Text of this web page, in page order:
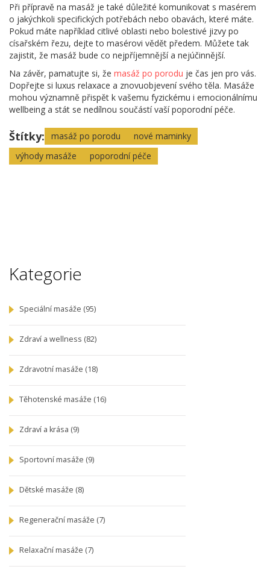
Při přípravě na masáž je také důležité komunikovat s masérem
o jakýchkoli specifických potřebách nebo obavách, které máte.
Pokud máte například citlivé oblasti nebo bolestivé jizvy po
císařském řezu, dejte to masérovi vědět předem. Můžete tak
zajistit, že masáž bude co nejpříjemnější a nejúčinnější.
Na závěr, pamatujte si, že masáž po porodu je čas jen pro vás.
Dopřejte si luxus relaxace a znovuobjevení svého těla. Masáže
mohou významně přispět k vašemu fyzickému i emocionálnímu
wellbeing a stát se nedílnou součástí vaší poporodní péče.
Štítky: masáž po porodu
nové maminky
výhody masáže
poporodní péče
Kategorie
Speciální masáže (95)
Zdraví a wellness (82)
Zdravotní masáže (18)
Těhotenské masáže (16)
Zdraví a krása (9)
Sportovní masáže (9)
Dětské masáže (8)
Regenerační masáže (7)
Relaxační masáže (7)